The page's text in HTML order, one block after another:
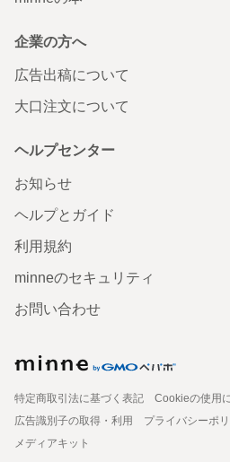
企業の方へ
広告出稿について
大口注文について
ヘルプセンター
お知らせ
ヘルプとガイド
利用規約
minneのセキュリティ
お問い合わせ
特定商取引法に基づく表記
Cookieの使用
広告識別子の取得・利用
プライバシーポ
メディアキット